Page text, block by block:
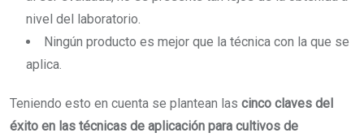
nivel del laboratorio.
Ningún producto es mejor que la técnica con la que se
aplica.
Teniendo esto en cuenta se plantean las cinco claves del
éxito en las técnicas de aplicación para cultivos de